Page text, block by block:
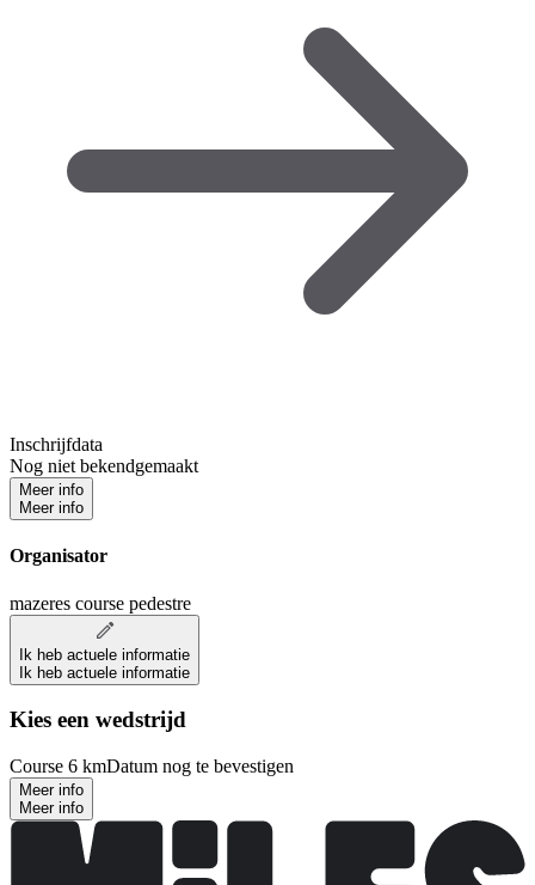
Inschrijfdata
Nog niet bekendgemaakt
Meer info
Meer info
Organisator
mazeres course pedestre
Ik heb actuele informatie
Ik heb actuele informatie
Kies een wedstrijd
Course 6 kmDatum nog te bevestigen
Meer info
Meer info